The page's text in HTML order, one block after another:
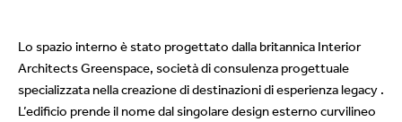
Lo spazio interno è stato progettato dalla britannica Interior
Architects Greenspace, società di consulenza progettuale
specializzata nella creazione di destinazioni di esperienza legacy .
L’edificio prende il nome dal singolare design esterno curvilineo